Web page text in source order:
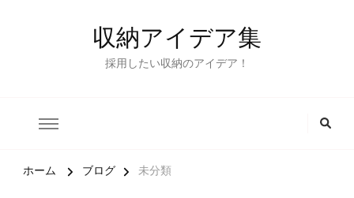
収納アイデア集
採用したい収納のアイデア！
ホーム ブログ 未分類